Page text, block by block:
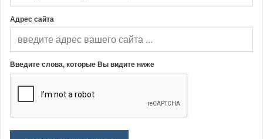
Адрес сайта
Введите слова, которые Вы видите ниже